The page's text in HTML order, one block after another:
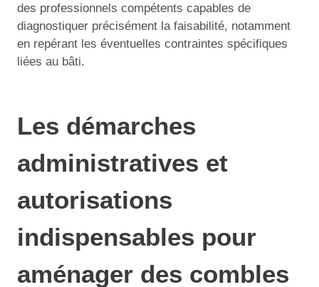
des professionnels compétents capables de
diagnostiquer précisément la faisabilité, notamment
en repérant les éventuelles contraintes spécifiques
liées au bâti.
Les démarches
administratives et
autorisations
indispensables pour
aménager des combles